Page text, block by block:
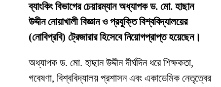
ব্যাংকিং বিভাগের চেয়ারম্যান অধ্যাপক ড. মো. হাছান
উদ্দীন নোয়াখালী বিজ্ঞান ও প্রযুক্তি বিশ্ববিদ্যালয়ের
(নোবিপ্রবি) ট্রেজারার হিসেবে নিয়োগপ্রাপ্ত হয়েছেন।
অধ্যাপক ড. মো. হাছান উদ্দীন দীর্ঘদিন ধরে শিক্ষকতা,
গবেষণা, বিশ্ববিদ্যালয় প্রশাসন এবং একাডেমিক নেতৃত্বের